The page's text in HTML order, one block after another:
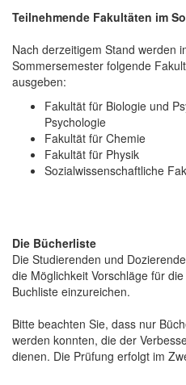
Teilnehmende Fakultäten im
Nach derzeitigem Stand werden
Sommersemester folgende
ausgeben:
Fakultät für Biologie und
Psychologie
Fakultät für Chemie
Fakultät für Physik
Sozialwissenschaftliche
Die Bücherliste
Die Studierenden und
die Möglichkeit Vorschläge für
Buchliste einzureichen.
Bitte beachten Sie, dass nur
werden konnten, die der
dienen. Die Prüfung erfolgt im